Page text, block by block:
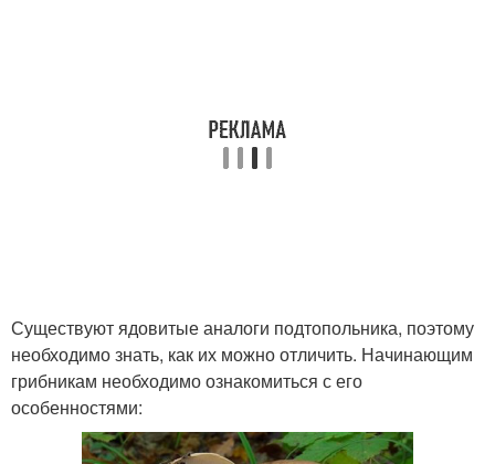
Существуют ядовитые аналоги подтопольника, поэтому
необходимо знать, как их можно отличить. Начинающим
грибникам необходимо ознакомиться с его
особенностями: